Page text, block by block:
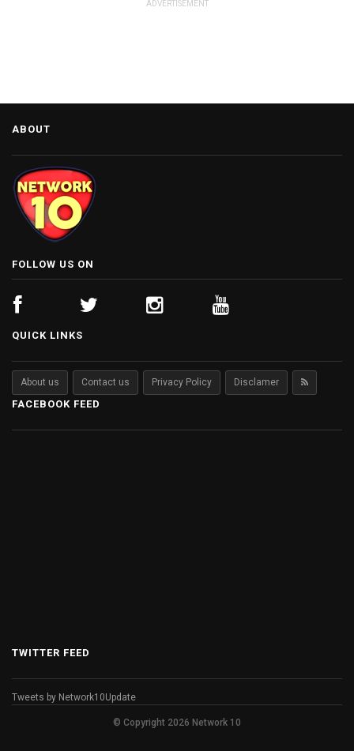
ADVERTISEMENT
ABOUT
FOLLOW US ON
QUICK LINKS
About us Contact us Privacy Policy Disclamer
FACEBOOK FEED
TWITTER FEED
Tweets by Network10Update
© Copyright 2026 Network 10